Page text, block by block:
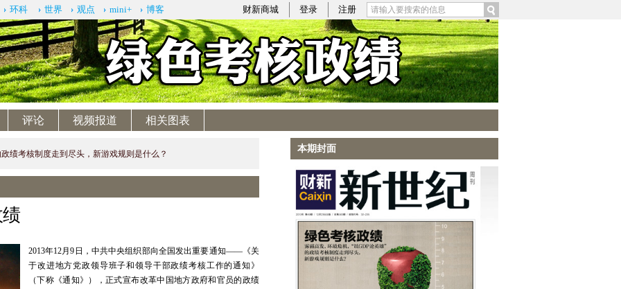
财新商城 登录 注册
环科 世界 观点 mini+ 博客
评论 视频报道 相关图表
绩考核制度走到尽头，新游戏规则是什么？
2013年12月9日，中共中央组织部向全国发出重要通知——《关
于改进地方党政领导班子和领导干部政绩考核工作的通知》
（下称《通知》），正式宣布改革中国地方政府和官员的政绩
本期封面